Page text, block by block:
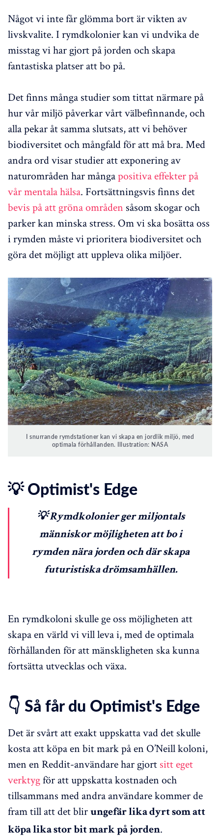
Något vi inte får glömma bort är vikten av
livskvalite. I rymdkolonier kan vi undvika de
misstag vi har gjort på jorden och skapa
fantastiska platser att bo på.
Det finns många studier som tittat närmare på
hur vår miljö påverkar vårt välbefinnande, och
alla pekar åt samma slutsats, att vi behöver
biodiversitet och mångfald för att må bra. Med
andra ord visar studier att exponering av
naturområden har mångapositiva effekter på
vår mentala hälsa. Fortsättningsvis finns det
bevis på att gröna områden såsom skogar och
parker kan minska stress. Om vi ska bosätta oss
i rymden måste vi prioritera biodiversitet och
göra det möjligt att uppleva olika miljöer.
I snurrande rymdstationer kan vi skapa en jordlik miljö, med
optimala förhållanden. Illustration: NASA
💡 Optimist's Edge
💡 Rymdkolonier ger miljontals
människor möjligheten att bo i
rymden nära jorden och där skapa
futuristiska drömsamhällen.
En rymdkoloni skulle ge oss möjligheten att
skapa en värld vi vill leva i, med de optimala
förhållanden för att mänskligheten ska kunna
fortsätta utvecklas och växa.
👇 Så får du Optimist's Edge
Det är svårt att exakt uppskatta vad det skulle
kosta att köpa en bit mark på en O’Neill koloni,
men en Reddit-användare har gjort sitt eget
verktygför att uppskatta kostnaden och
tillsammans med andra användare kommer de
fram till att det blir ungefär lika dyrt som att
köpa lika stor bit mark på jorden.